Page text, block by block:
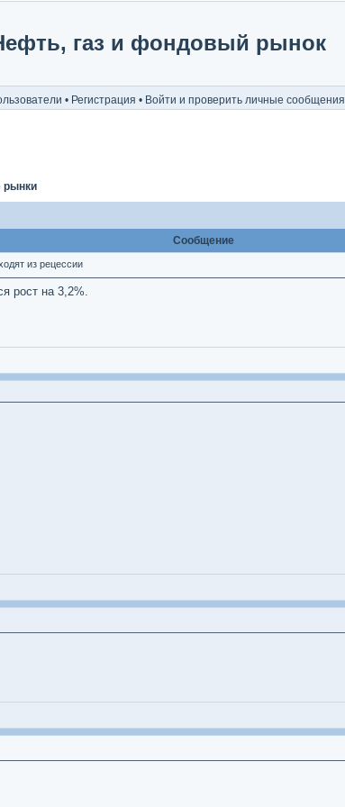
газ и фондовый рынок
• Регистрация • Войти и проверить личные сообщения
рынки
Сообщение
из рецессии
рост на 3,2%.